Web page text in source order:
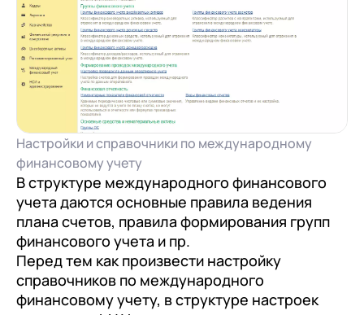
Настройки и справочники по международному
финансовому учету
В структуре международного финансового
учета даются основные правила ведения
плана счетов, правила формирования групп
финансового учета и пр.
Перед тем как произвести настройку
справочников по международного
финансовому учету, в структуре настроек